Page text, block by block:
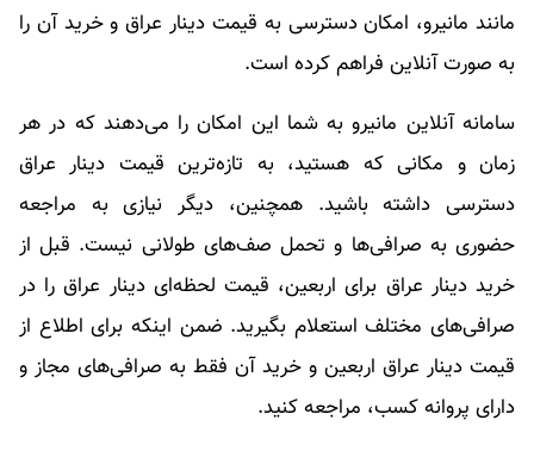
مانند مانیرو، امکان دسترسی به قیمت دینار عراق و خرید آن را
به صورت آنلاین فراهم کرده است.
سامانه آنلاین مانیرو به شما این امکان را می‌دهند که در هر
زمان و مکانی که هستید، به تازه‌ترین قیمت دینار عراق
دسترسی داشته باشید. همچنین، دیگر نیازی به مراجعه
حضوری به صرافی‌ها و تحمل صف‌های طولانی نیست. قبل از
خرید دینار عراق برای اربعین، قیمت لحظه‌ای دینار عراق را در
صرافی‌های مختلف استعلام بگیرید. ضمن اینکه برای اطلاع از
قیمت دینار عراق اربعین و خرید آن فقط به صرافی‌های مجاز و
دارای پروانه کسب، مراجعه کنید.